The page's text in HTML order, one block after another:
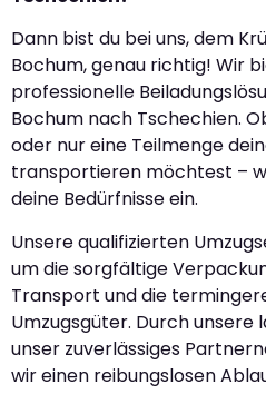
Dann bist du bei uns, dem
Bochum, genau richtig! Wir
professionelle
Bochum nach Tschechien.
oder nur eine Teilmenge
transportieren möchtest –
deine Bedürfnisse ein.
Unsere qualifizierten
um die sorgfältige
Transport und die
Umzugsgüter. Durch unsere
unser zuverlässiges
wir einen reibungslosen